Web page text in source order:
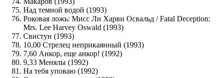
Над темной водой (1993)
Роковая ложь: Мисс Ли Харви Освальд / Fatal Deception:
Mrs. Lee Harvey Oswald (1993)
Свистун (1993)
10,00 Стрелец неприкаянный (1993)
7,60 Анкор, еще анкор! (1992)
9,33 Менялы (1992)
На тебя уповаю (1992)